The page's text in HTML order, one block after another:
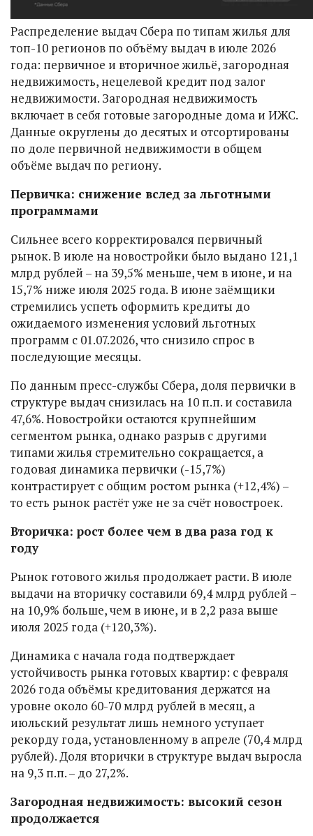
Распределение выдач Сбера по типам жилья для
топ-10 регионов по объёму выдач в июле 2026
года: первичное и вторичное жильё, загородная
недвижимость, нецелевой кредит под залог
недвижимости. Загородная недвижимость
включает в себя готовые загородные дома и ИЖС.
Данные округлены до десятых и отсортированы
по доле первичной недвижимости в общем
объёме выдач по региону.
Первичка: снижение вслед за льготными
программами
Сильнее всего корректировался первичный
рынок. В июле на новостройки было выдано 121,1
млрд рублей – на 39,5% меньше, чем в июне, и на
15,7% ниже июля 2025 года. В июне заёмщики
стремились успеть оформить кредиты до
ожидаемого изменения условий льготных
программ с 01.07.2026, что снизило спрос в
последующие месяцы.
По данным пресс-службы Сбера, доля первички в
структуре выдач снизилась на 10 п.п. и составила
47,6%. Новостройки остаются крупнейшим
сегментом рынка, однако разрыв с другими
типами жилья стремительно сокращается, а
годовая динамика первички (-15,7%)
контрастирует с общим ростом рынка (+12,4%) –
то есть рынок растёт уже не за счёт новостроек.
Вторичка: рост более чем в два раза год к
году
Рынок готового жилья продолжает расти. В июле
выдачи на вторичку составили 69,4 млрд рублей –
на 10,9% больше, чем в июне, и в 2,2 раза выше
июля 2025 года (+120,3%).
Динамика с начала года подтверждает
устойчивость рынка готовых квартир: с февраля
2026 года объёмы кредитования держатся на
уровне около 60-70 млрд рублей в месяц, а
июльский результат лишь немного уступает
рекорду года, установленному в апреле (70,4 млрд
рублей). Доля вторички в структуре выдач выросла
на 9,3 п.п. – до 27,2%.
Загородная недвижимость: высокий сезон
продолжается